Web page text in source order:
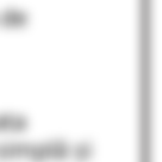
și